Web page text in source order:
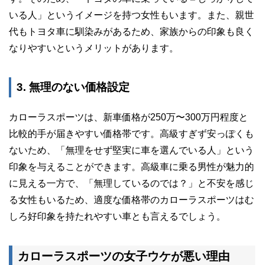
いる人」というイメージを持つ女性もいます。また、親世
代もトヨタ車に馴染みがあるため、家族からの印象も良く
なりやすいというメリットがあります。
3. 無理のない価格設定
カローラスポーツは、新車価格が250万〜300万円程度と
比較的手が届きやすい価格帯です。高級すぎず安っぽくも
ないため、「無理をせず堅実に車を選んでいる人」という
印象を与えることができます。高級車に乗る男性が魅力的
に見える一方で、「無理しているのでは？」と不安を感じ
る女性もいるため、適度な価格帯のカローラスポーツはむ
しろ好印象を持たれやすい車とも言えるでしょう。
カローラスポーツの女子ウケが悪い理由